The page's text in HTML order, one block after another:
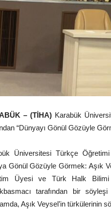
– (TİHA) Karabük
“Dünyayı Gönül Gözüyle
Üniversitesi Türkçe
Gönül Gözüyle Görmek: Aşık
Üyesi ve Türk Halk
tarafından bir
Aşık Veysel’in türkülerinin